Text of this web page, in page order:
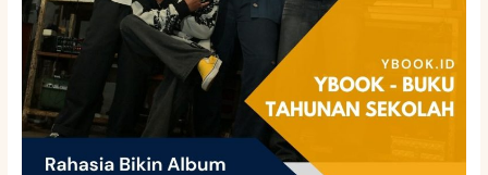
Tahunan
Sekolah
Gunung
Mas
yang
Bikin
Sekolah